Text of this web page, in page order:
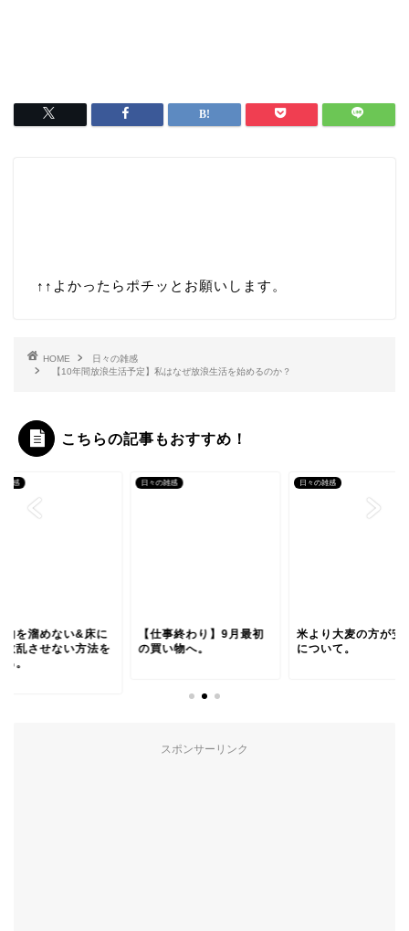
↑↑ よかったらポチッとお願いします。
HOME
日々の雑感
【10年間放浪生活予定】私はなぜ放浪生活を始めるのか？
こちらの記事もおすすめ！
雑感
物を溜めない&床に
散乱させない方法を
。
日々の雑感
【仕事終わり】9月最初
の買い物へ。
日々の雑感
米より大麦の方が安
について。
スポンサーリンク